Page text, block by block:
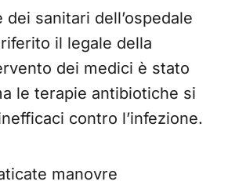
dei sanitari dell’ospedale
il legale della
dei medici è stato
le terapie antibiotiche si
contro l’infezione.
manovre